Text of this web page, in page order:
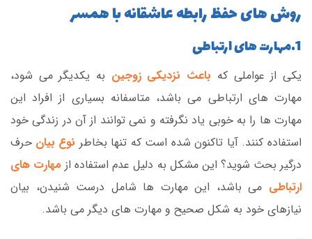
روش های حفظ رابطه عاشقانه با همسر
1.مهارت های ارتباطی
یکی از عواملی که باعث نزدیکی زوجین به یکدیگر می شود،
مهارت های ارتباطی می باشد، متاسفانه بسیاری از افراد این
مهارت ها را به خوبی یاد نگرفته و نمی توانند از آن در زندگی خود
استفاده کنند. آیا تاکنون شده است که تنها بخاطر نوع بیان حرف
درگیر بحث شوید؟ این مشکل به دلیل عدم استفاده از مهارت های
ارتباطی می باشد، این مهارت ها شامل درست شنیدن، بیان
نیازهای خود به شکل صحیح و مهارت های دیگر می باشد.